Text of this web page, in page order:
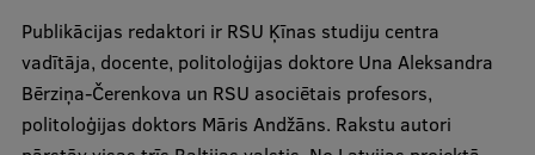
Pedagoģiskās izaugsmes centrs
Kvalifikācijas atbilstības pārbaude
Publikācijas redaktori ir RSU Ķīnas studiju centra
vadītāja, docente, politoloģijas doktore Una Aleksandra
Bērziņa-Čerenkova un RSU asociētais profesors,
politoloģijas doktors Māris Andžāns. Rakstu autori